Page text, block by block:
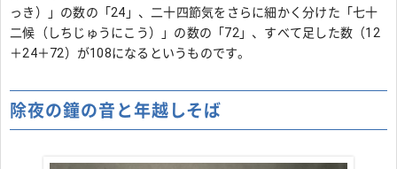
っき）」の数の「24」、二十四節気をさらに細かく分けた「七十
二候（しちじゅうにこう）」の数の「72」、すべて足した数（12
＋24＋72）が108になるというものです。
除夜の鐘の音と年越しそば